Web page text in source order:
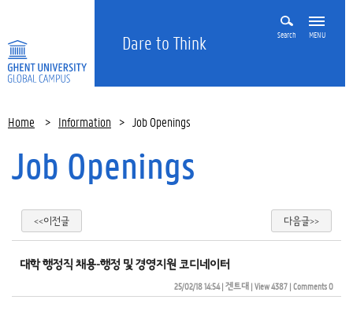
Dare to Think Search MENU
Home > Information > Job Openings
Job Openings
<<이전글 다음글>>
대학 행정직 채용-행정 및 경영지원 코디네이터
25/02/18 14:54| 겐트대| View 4387| Comments 0